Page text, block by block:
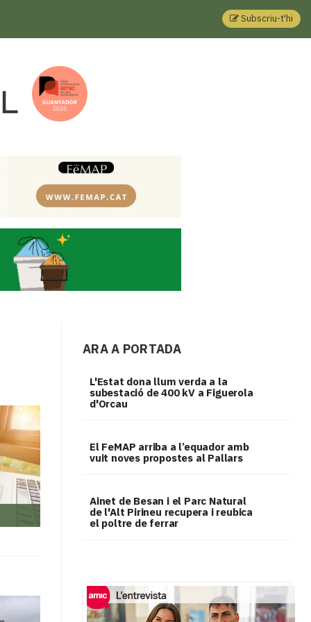
Subscriu-t'hi
ARA A PORTADA
L'Estat dona llum verda a la
subestació de 400 kV a Figuerola
d'Orcau
El FeMAP arriba a l’equador amb
vuit noves propostes al Pallars
Ainet de Besan i el Parc Natural
de l'Alt Pirineu recupera i reubica
el poltre de ferrar